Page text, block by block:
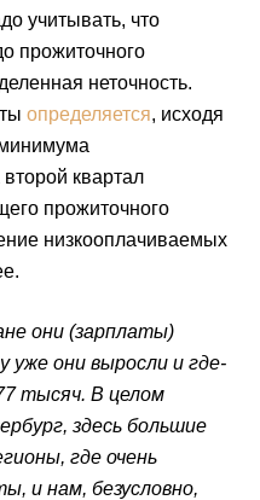
учитывать, что
прожиточного
неточность.
определяется, исходя
второй квартал
прожиточного
низкооплачиваемых
они (зарплаты)
уже они выросли и где-
тысяч. В целом
здесь большие
где очень
и нам, безусловно,